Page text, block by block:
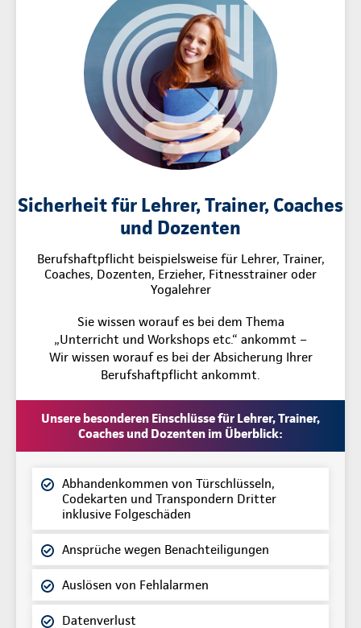
Sicherheit für Lehrer, Trainer, Coaches
und Dozenten
Berufshaftpflicht beispielsweise für Lehrer, Trainer,
Coaches, Dozenten, Erzieher, Fitnesstrainer oder
Yogalehrer
Sie wissen worauf es bei dem Thema
„Unterricht und Workshops etc.“ ankommt –
Wir wissen worauf es bei der Absicherung Ihrer
Berufshaftpflicht ankommt.
Unsere besonderen Einschlüsse für Lehrer, Trainer,
Coaches und Dozenten im Überblick:
Abhandenkommen von Türschlüsseln,
Codekarten und Transpondern Dritter
inklusive Folgeschäden
Ansprüche wegen Benachteiligungen
Auslösen von Fehlalarmen
Datenverlust